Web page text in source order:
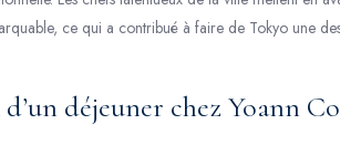
ce qui a contribué à faire de Tokyo une
déjeuner chez Yoann